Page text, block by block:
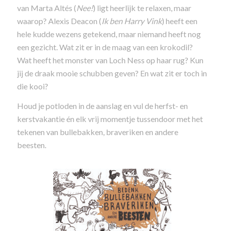
van Marta Altés (Nee!) ligt heerlijk te relaxen, maar
waarop? Alexis Deacon (Ik ben Harry Vink) heeft een
hele kudde wezens getekend, maar niemand heeft nog
een gezicht. Wat zit er in de maag van een krokodil?
Wat heeft het monster van Loch Ness op haar rug? Kun
jij de draak mooie schubben geven? En wat zit er toch in
die kooi?
Houd je potloden in de aanslag en vul de herfst- en
kerstvakantie én elk vrij momentje tussendoor met het
tekenen van bullebakken, braveriken en andere
beesten.